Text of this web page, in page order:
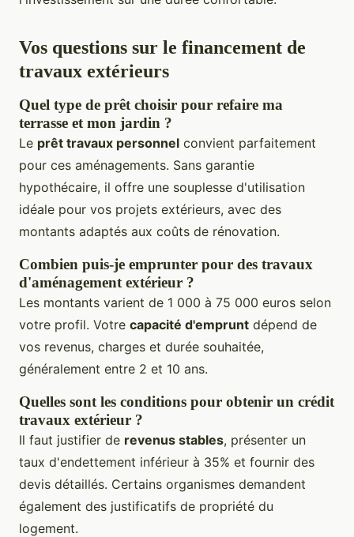
Vos questions sur le financement de
travaux extérieurs
Quel type de prêt choisir pour refaire ma
terrasse et mon jardin ?
Le prêt travaux personnel convient parfaitement
pour ces aménagements. Sans garantie
hypothécaire, il offre une souplesse d'utilisation
idéale pour vos projets extérieurs, avec des
montants adaptés aux coûts de rénovation.
Combien puis-je emprunter pour des travaux
d'aménagement extérieur ?
Les montants varient de 1 000 à 75 000 euros selon
votre profil. Votre capacité d'emprunt dépend de
vos revenus, charges et durée souhaitée,
généralement entre 2 et 10 ans.
Quelles sont les conditions pour obtenir un crédit
travaux extérieur ?
Il faut justifier de revenus stables, présenter un
taux d'endettement inférieur à 35% et fournir des
devis détaillés. Certains organismes demandent
également des justificatifs de propriété du
logement.